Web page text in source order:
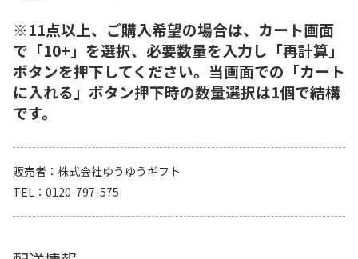
※11点以上、ご購入希望の場合は、カート画面
で「10+」を選択、必要数量を入力し「再計算」
ボタンを押下してください。当画面での「カート
に入れる」ボタン押下時の数量選択は1個で結構
です。
販売者
株式会社ゆうゆうギフト
TEL
0120-797-575